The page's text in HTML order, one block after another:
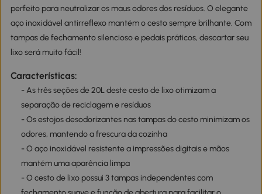
perfeito para neutralizar os maus odores dos resíduos. O elegante
aço inoxidável antirreflexo mantém o cesto sempre brilhante. Com
tampas de fechamento silencioso e pedais práticos, descartar seu
lixo será muito fácil!
Características:
- As três seções de 20L deste cesto de lixo otimizam a
separação de reciclagem e resíduos
- Os estojos desodorizantes nas tampas do cesto minimizam os
odores, mantendo a frescura da cozinha
- O aço inoxidável resistente a impressões digitais e mãos
mantém uma aparência limpa
- O cesto de lixo possui 3 tampas independentes com